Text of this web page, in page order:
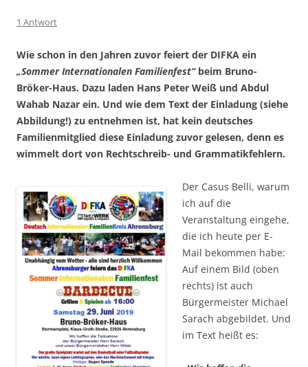
1 Antwort
Wie schon in den Jahren zuvor feiert der DIFKA ein
„Sommer Internationalen Familienfest“beim Bruno-
Bröker-Haus. Dazu laden Hans Peter Weiß und Abdul
Wahab Nazar ein. Und wie dem Text der Einladung (siehe
Abbildung!) zu entnehmen ist, hat kein deutsches
Familienmitglied diese Einladung zuvor gelesen, denn es
wimmelt dort von Rechtschreib- und Grammatikfehlern.
Der Casus Belli, warum
ich auf die
Veranstaltung eingehe,
die ich heute per E-
Mail bekommen habe:
Auf einem Bild (oben
rechts) ist auch
Bürgermeister Michael
Sarach abgebildet. Und
im Text heißt es: